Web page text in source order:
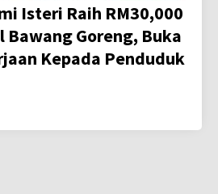
Isteri Raih RM30,000
Bawang Goreng, Buka
Kepada Penduduk